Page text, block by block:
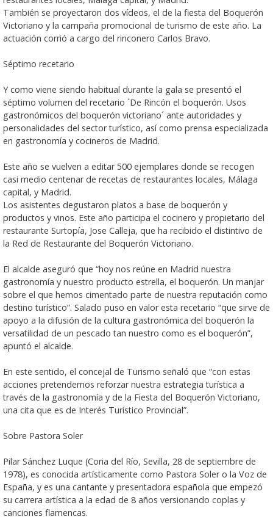
También se proyectaron dos vídeos, el de la fiesta del Boquerón
Victoriano y la campaña promocional de turismo de este año. La
actuación corrió a cargo del rinconero Carlos Bravo.
Séptimo recetario
Y como viene siendo habitual durante la gala se presentó el
séptimo volumen del recetario `De Rincón el boquerón. Usos
gastronómicos del boquerón victoriano´ ante autoridades y
personalidades del sector turístico, así como prensa especializada
en gastronomía y cocineros de Madrid.
Este año se vuelven a editar 500 ejemplares donde se recogen
casi medio centenar de recetas de restaurantes locales, Málaga
capital, y Madrid.
Los asistentes degustaron platos a base de boquerón y
productos y vinos. Este año participa el cocinero y propietario del
restaurante Surtopía, Jose Calleja, que ha recibido el distintivo de
la Red de Restaurante del Boquerón Victoriano.
El alcalde aseguró que “hoy nos reúne en Madrid nuestra
gastronomía y nuestro producto estrella, el boquerón. Un manjar
sobre el que hemos cimentado parte de nuestra reputación como
destino turístico”. Salado puso en valor esta recetario “que sirve de
apoyo a la difusión de la cultura gastronómica del boquerón la
versatilidad de un pescado tan nuestro como es el boquerón”,
apuntó el alcalde.
En este sentido, el concejal de Turismo señaló que “con estas
acciones pretendemos reforzar nuestra estrategia turística a
través de la gastronomía y de la Fiesta del Boquerón Victoriano,
una cita que es de Interés Turístico Provincial”.
Sobre Pastora Soler
Pilar Sánchez Luque (Coria del Río, Sevilla, 28 de septiembre de
1978), es conocida artísticamente como Pastora Soler o la Voz de
España, y es una cantante y presentadora española que empezó
su carrera artística a la edad de 8 años versionando coplas y
canciones flamencas.